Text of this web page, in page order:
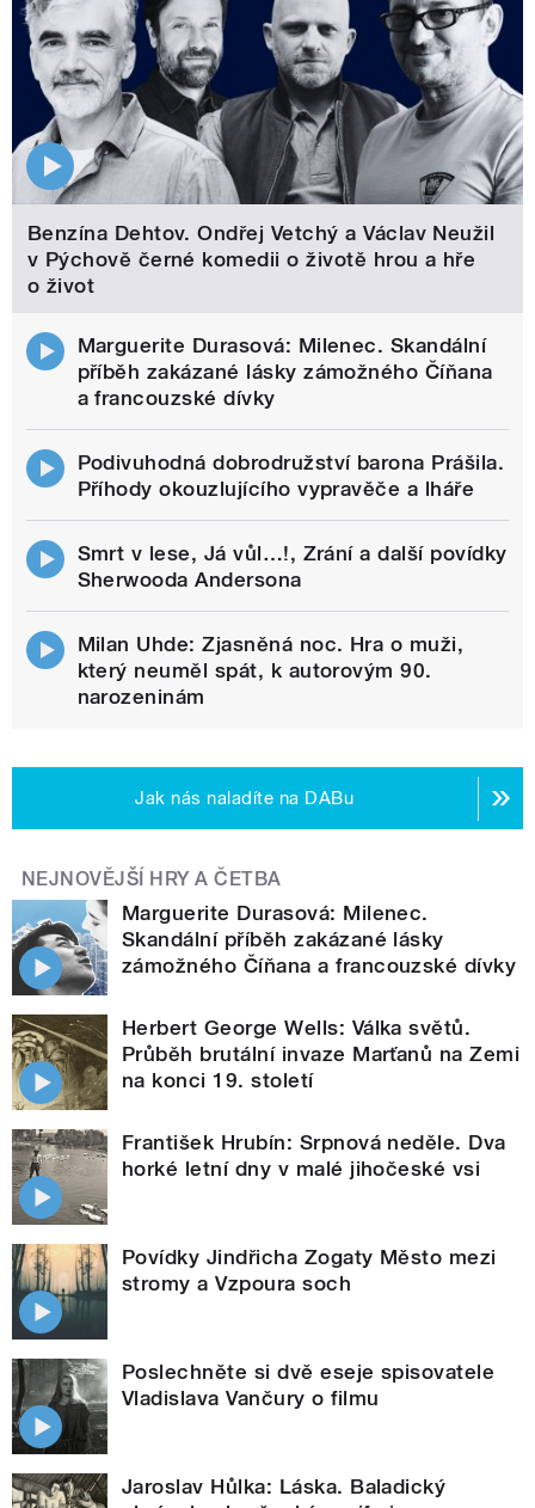
Benzína Dehtov. Ondřej Vetchý a Václav Neužil
v Pýchově černé komedii o životě hrou a hře
o život
Marguerite Durasová: Milenec. Skandální
příběh zakázané lásky zámožného Číňana
a francouzské dívky
Podivuhodná dobrodružství barona Prášila.
Příhody okouzlujícího vypravěče a lháře
Smrt v lese, Já vůl…!, Zrání a další povídky
Sherwooda Andersona
Milan Uhde: Zjasněná noc. Hra o muži,
který neuměl spát, k autorovým 90.
narozeninám
Jak nás naladíte na DABu
NEJNOVĚJŠÍ HRY A ČETBA
Marguerite Durasová: Milenec.
Skandální příběh zakázané lásky
zámožného Číňana a francouzské dívky
Herbert George Wells: Válka světů.
Průběh brutální invaze Marťanů na Zemi
na konci 19. století
František Hrubín: Srpnová neděle. Dva
horké letní dny v malé jihočeské vsi
Povídky Jindřicha Zogaty Město mezi
stromy a Vzpoura soch
Poslechněte si dvě eseje spisovatele
Vladislava Vančury o filmu
Jaroslav Hůlka: Láska. Baladický